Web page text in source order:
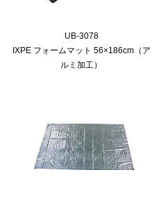
UB-3078
IXPE フォームマット 56×186cm（ア
ルミ加工）